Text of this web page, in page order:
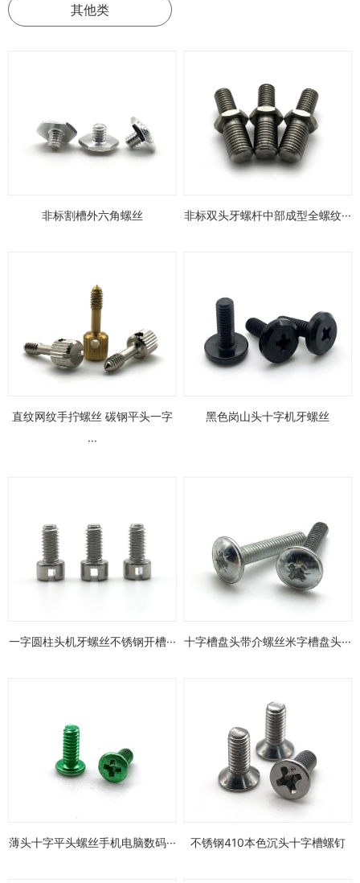
其他类
非标割槽外六角螺丝 非标双头牙螺杆中部成型全螺纹···
直纹网纹手拧螺丝 碳钢平头一字
···
黑色岗山头十字机牙螺丝
一字圆柱头机牙螺丝不锈钢开槽··· 十字槽盘头带介螺丝米字槽盘头···
薄头十字平头螺丝手机电脑数码··· 不锈钢410本色沉头十字槽螺钉